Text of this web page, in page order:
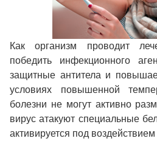
Как организм проводит
победить инфекционного
защитные антитела и
условиях повышенной
болезни не могут активно
вирус атакуют специальные
активируется под